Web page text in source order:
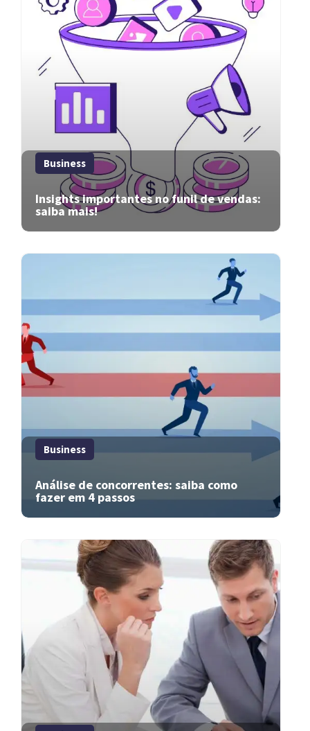
Business
Insights importantes no funil de vendas:
saiba mais!
Business
Análise de concorrentes: saiba como
fazer em 4 passos